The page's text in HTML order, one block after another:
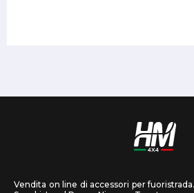
Vendita on line di accessori per